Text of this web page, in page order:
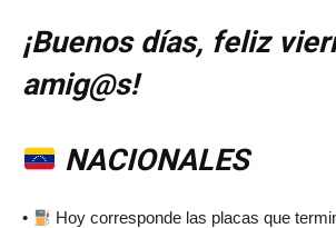
¡Buenos días, feliz
amig@s!
NACIONALES
• Hoy corresponde las placas que